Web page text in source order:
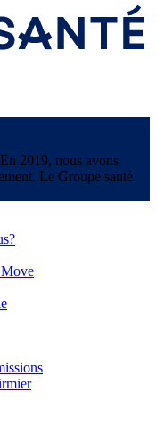
2019, nous avons
Le Groupe santé
Move